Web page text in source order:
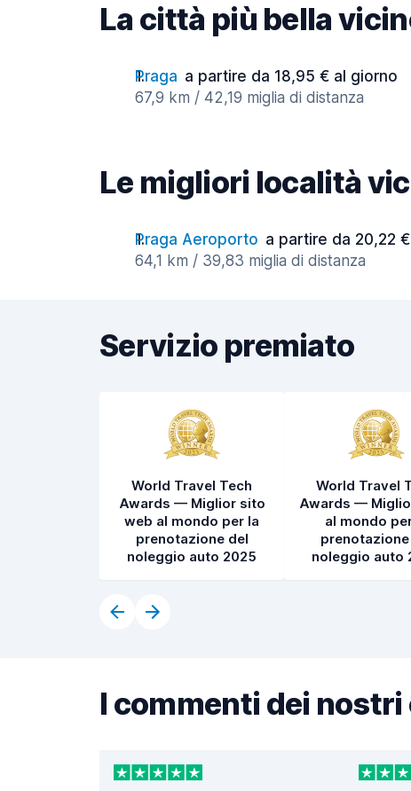
La città più bella
Praga a partire da 18,95 € al giorno
67,9 km / 42,19 miglia di distanza
Le migliori località
Praga Aeroporto a partire da 20,22
64,1 km / 39,83 miglia di distanza
Servizio premiato
World Travel Tech
Awards — Miglior sito
web al mondo per la
prenotazione del
noleggio auto 2025
World Travel
Awards —
al mondo
noleggio auto
I commenti dei